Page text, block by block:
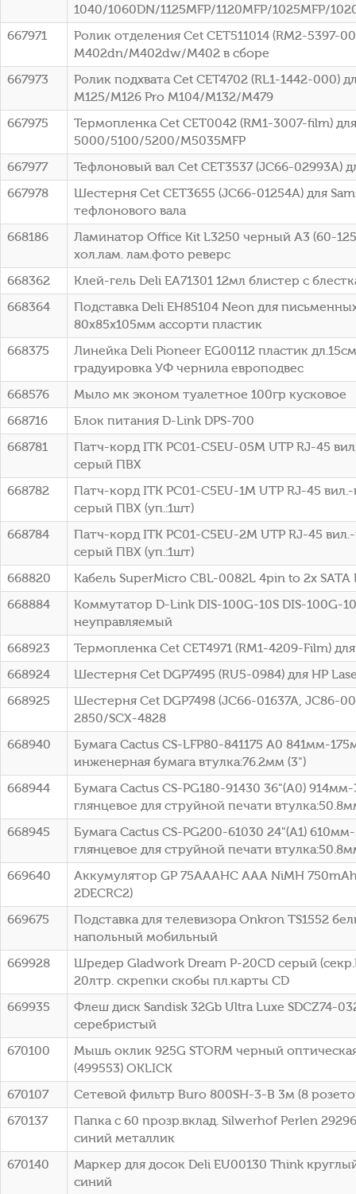
1040/1060DN/1125MFP/1120MFP/1025MFP/
667971
Ролик отделения Cet CET511014 (RM2-5397-
M402dn/M402dw/M402 в сборе
667973
Ролик подхвата Cet CET4702 (RL1-1442-000)
M125/M126 Pro M104/M132/M479
667975
Термопленка Cet CET0042 (RM1-3007-film)
5000/5100/5200/M5035MFP
667977
Тефлоновый вал Cet CET3537 (JC66-02993A)
667978
Шестерня Cet CET3655 (JC66-01254A) для
тефлонового вала
668186
Ламинатор Office Kit L3250 черный A3 (60-
хол.лам. лам.фото реверс
668362
Клей-гель Deli EA71301 12мл блистер с
668364
Подставка Deli EH85104 Neon для
80x85x105мм ассорти пластик
668375
Линейка Deli Pioneer EG00112 пластик
градуировка УФ чернила европодвес
668576
Мыло мк эконом туалетное 100гр кусковое
668716
Блок питания D-Link DPS-700
668781
Патч-корд ITK PC01-C5EU-05M UTP RJ-45
серый ПВХ
668782
Патч-корд ITK PC01-C5EU-1M UTP RJ-45
серый ПВХ (уп.:1шт)
668784
Патч-корд ITK PC01-C5EU-2M UTP RJ-45
серый ПВХ (уп.:1шт)
668820
Кабель SuperMicro CBL-0082L 4pin to 2x SATA
668884
Коммутатор D-Link DIS-100G-10S DIS-100G-
неуправляемый
668923
Термопленка Cet CET4971 (RM1-4209-Film)
668924
Шестерня Cet DGP7495 (RU5-0984) для HP
668925
Шестерня Cet DGP7498 (JC66-01637A, JC86-
2850/SCX-4828
668940
Бумага Cactus CS-LFP80-841175 A0 841мм-
инженерная бумага втулка:76.2мм (3")
668944
Бумага Cactus CS-PG180-91430 36"(A0)
глянцевое для струйной печати
668945
Бумага Cactus CS-PG200-61030 24"(A1)
глянцевое для струйной печати
669640
Аккумулятор GP 75AAAHC AAA NiMH
2DECRC2)
669675
Подставка для телевизора Onkron TS1552
напольный мобильный
669928
Шредер Gladwork Dream P-20CD серый
20лтр. скрепки скобы пл.карты CD
669935
Флеш диск Sandisk 32Gb Ultra Luxe SDCZ74-
серебристый
670100
Мышь оклик 925G STORM черный
(499553) OKLICK
670107
Сетевой фильтр Buro 800SH-3-B 3м (8
670137
Папка с 60 прозр.вклад. Silwerhof Perlen
синий металлик
670140
Маркер для досок Deli EU00130 Think
синий